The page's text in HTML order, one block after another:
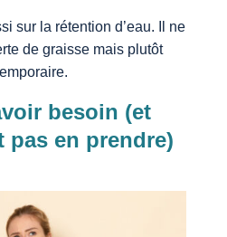
sur la rétention d’eau. Il ne
de graisse mais plutôt
besoin (et
pas en prendre)